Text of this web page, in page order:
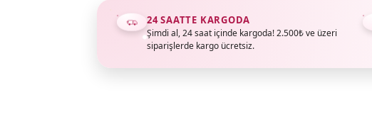
24 SAATTE KARGODA
Şimdi al, 24 saat içinde kargoda! 2.500₺ ve üzeri
siparişlerde kargo ücretsiz.